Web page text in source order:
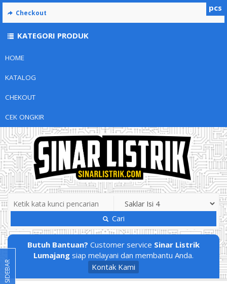
HOME
KATALOG
CHEKOUT
CEK ONGKIR
Cari
Butuh Bantuan? Customer service Sinar Listrik
Lumajang siap melayani dan membantu Anda.
Kontak Kami
pcs
Checkout
KATEGORI PRODUK
SIDEBAR